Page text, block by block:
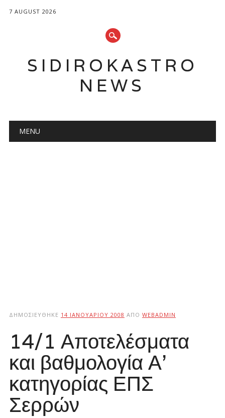
7 AUGUST 2026
SIDIROKASTRO
NEWS
Main menu
MENU
ΔΗΜΟΣΙΕΎΘΗΚΕ 14 ΙΑΝΟΥΑΡΊΟΥ 2008 ΑΠΌ WEBADMIN
14/1 Αποτελέσματα
και βαθμολογία Α’
κατηγορίας ΕΠΣ
Σερρών